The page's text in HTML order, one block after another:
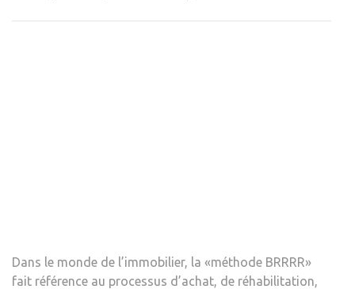
Dans le monde de l’immobilier, la «méthode BRRRR»
fait référence au processus d’achat, de réhabilitation,